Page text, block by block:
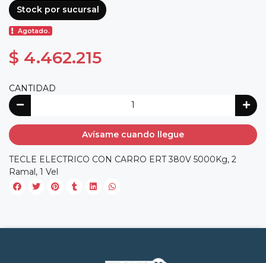
Stock por sucursal
Agotado.
$ 4.462.215
CANTIDAD
Avísame cuando llegue
TECLE ELECTRICO CON CARRO ERT 380V 5000Kg, 2
Ramal, 1 Vel